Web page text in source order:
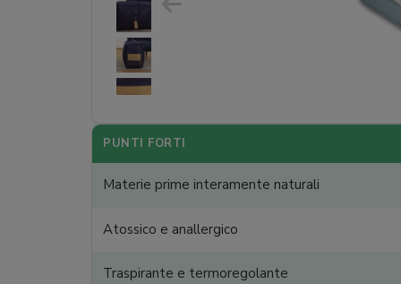
PUNTI FORTI
Materie prime interamente naturali
Atossico e anallergico
Traspirante e termoregolante